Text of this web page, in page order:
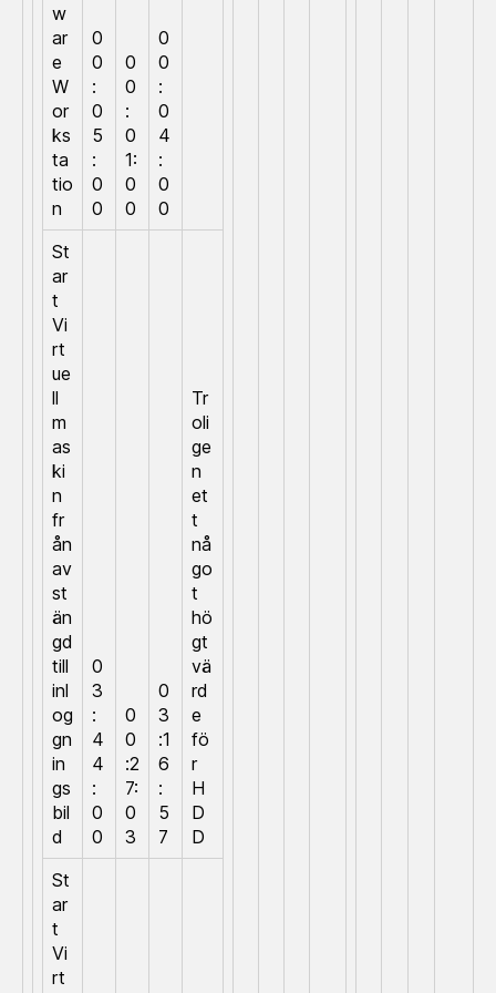
w
ar
e
W
or
ks
ta
tio
n
0
0
:
0
5
:
0
0
0
0
:
0
1:
0
0
0
0
:
0
4
:
0
0
St
ar
t
Vi
rt
ue
ll
m
as
ki
n
fr
ån
av
st
än
gd
till
inl
og
gn
in
gs
bil
d
0
3
:
4
4
:
0
0
0
0
:2
7:
0
3
0
3
:1
6
:
5
7
Tr
oli
ge
n
et
t
nå
go
t
hö
gt
vä
rd
e
fö
r
H
D
D
St
ar
t
Vi
rt